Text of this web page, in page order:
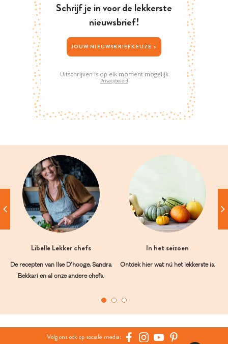
Schrijf je in voor de lekkerste
nieuwsbrief!
JOUW NIEUWSBRIEFKEUZE >
Uitschrijven is op elk moment mogelijk
Privacybeleid
Libelle Lekker chefs
De recepten van Ilse D’hooge, Sandra
Bekkari en al onze andere chefs.
In het seizoen
Ontdek hier wat nú het lekkerste is.
Volg ons ook op sociale media: